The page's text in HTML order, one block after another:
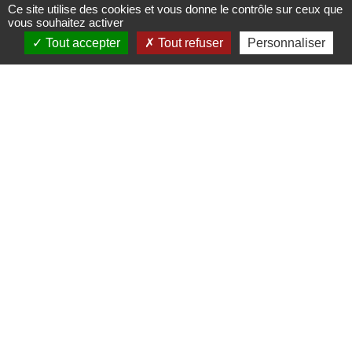
Ce site utilise des cookies et vous donne le contrôle sur ceux que
vous souhaitez activer
Tout accepter
Tout refuser Personnaliser